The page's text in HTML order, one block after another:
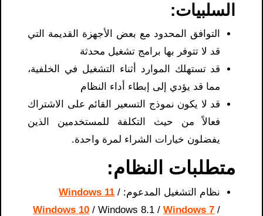
السلبيات:
التوافق المحدود مع بعض الأجهزة القديمة التي
قد لا تتوفر بها برامج تشغيل محدثة
قد تستهلك الموارد أثناء التشغيل في الخلفية،
مما قد يؤدي إلى إبطاء أداء النظام
قد لا يكون نموذج التسعير القائم على الاشتراك
فعالاً من حيث التكلفة للمستخدمين الذين
يفضلون خيارات الشراء لمرة واحدة.
متطلبات النظام:
نظام التشغيل المدعوم: Windows 11 /
Windows 10 / Windows 8.1 /Windows 7 /